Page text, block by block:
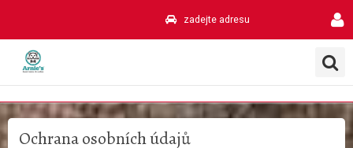
zadejte adresu
Ochrana osobních údajů